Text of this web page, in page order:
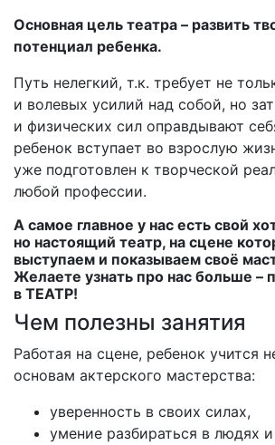
Основная цель театра – развить
потенциал ребенка.
Путь нелегкий, т.к. требует не
и волевых усилий над собой, но
и физических сил оправдывают
ребенок вступает во взрослую
уже подготовлен к творческой
любой профессии.
А самое главное у нас есть свой
но настоящий театр, на сцене
выступаем и показываем своё
Желаете узнать про нас больше –
в ТЕАТР!
Чем полезны занятия
Работая на сцене, ребенок учится
основам актерского мастерства:
уверенность в своих силах,
умение разбираться в людях